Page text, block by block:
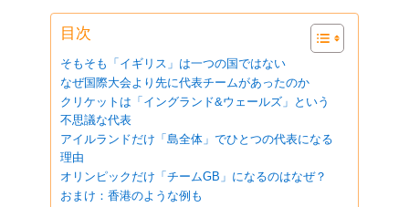
目次
そもそも「イギリス」は一つの国ではない
なぜ国際大会より先に代表チームがあったのか
クリケットは「イングランド&ウェールズ」という
不思議な代表
アイルランドだけ「島全体」でひとつの代表になる
理由
オリンピックだけ「チームGB」になるのはなぜ？
おまけ：香港のような例も